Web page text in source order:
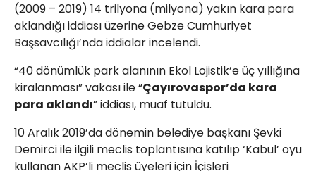
(2009 – 2019) 14 trilyona (milyona) yakın kara para
aklandığı iddiası üzerine Gebze Cumhuriyet
Başsavcılığı’nda iddialar incelendi.
“40 dönümlük park alanının Ekol Lojistik’e üç yıllığına
kiralanması” vakası ile “Çayırovaspor’da kara
para aklandı” iddiası, muaf tutuldu.
10 Aralık 2019’da dönemin belediye başkanı Şevki
Demirci ile ilgili meclis toplantısına katılıp ‘Kabul’ oyu
kullanan AKP’li meclis üyeleri için İçişleri